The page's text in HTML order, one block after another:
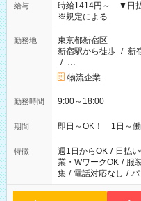
給与
時給1414円～ ▼日
※規定による
勤務地
東京都新宿区
新宿駅から徒歩 / 新
/ …
物流企業
勤務時間 9:00～18:00
期間 即日～OK！ 1日～働
特徴 週1日からOK / 日払
業・WワークOK / 服
集 / 電話対応なし /